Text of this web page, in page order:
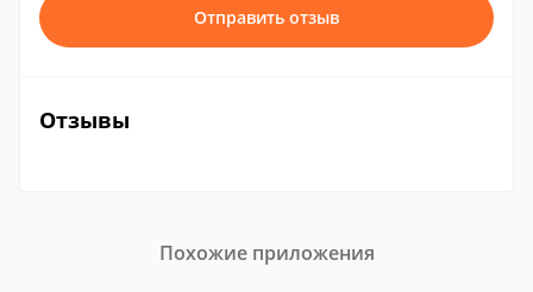
Отправить отзыв
Отзывы
Похожие приложения